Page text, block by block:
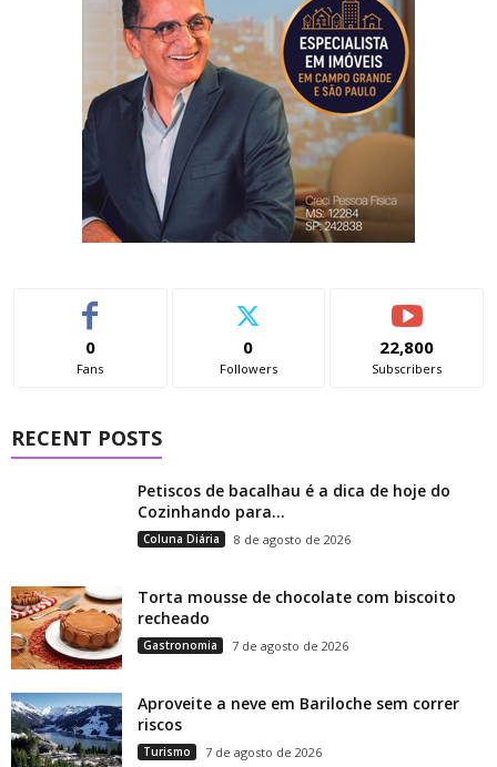
0
Fans
0
Followers
22,800
Subscribers
RECENT POSTS
Petiscos de bacalhau é a dica de hoje do
Cozinhando para...
Coluna Diária 8 de agosto de 2026
Torta mousse de chocolate com biscoito
recheado
Gastronomia 7 de agosto de 2026
Aproveite a neve em Bariloche sem correr
riscos
Turismo 7 de agosto de 2026